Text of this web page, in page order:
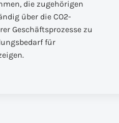
die zugehörigen
über die CO2-
Geschäftsprozesse zu
für